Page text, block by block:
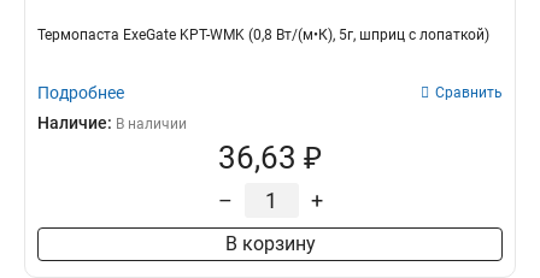
Термопаста ExeGate KPT-WMK (0,8 Вт/(м•К), 5г, шприц с лопаткой)
Подробнее Сравнить
Наличие: В наличии
36,63 ₽
– +
В корзину